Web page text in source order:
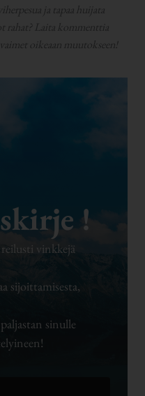
ja tapaa huijata
rahat? Laita kommenttia
oikeaan muutokseen!
!
vinkkejä
sijoittamisesta,
sinulle